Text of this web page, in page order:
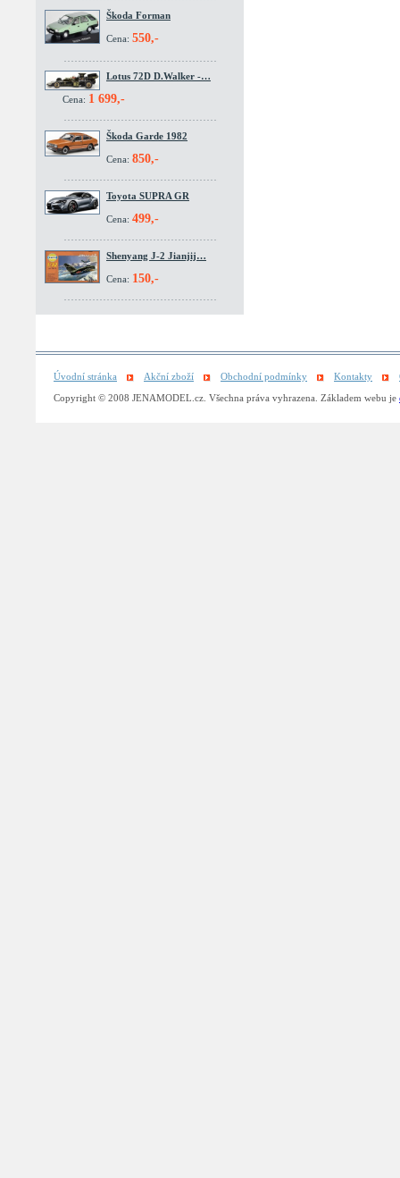
Škoda Forman
Cena: 550,-
Lotus 72D D.Walker -…
Cena: 1 699,-
Škoda Garde 1982
Cena: 850,-
Toyota SUPRA GR
Cena: 499,-
Shenyang J-2 Jianjij…
Cena: 150,-
Úvodní stránka Akční zboží Obchodní podmínky Kontakty
Copyright © 2008 JENAMODEL.cz. Všechna práva vyhrazena. Základem webu je